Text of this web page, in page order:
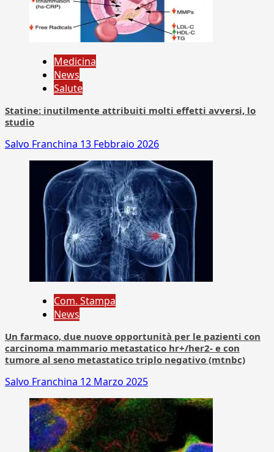
Medicina
News
Salute
Statine: inutilmente attribuiti molti effetti avversi, lo
studio
Salvo Franchina 13 Febbraio 2026
Com. Stampa
News
Un farmaco, due nuove opportunità per le pazienti con
carcinoma mammario metastatico hr+/her2- e con
tumore al seno metastatico triplo negativo (mtnbc)
Salvo Franchina 12 Marzo 2025